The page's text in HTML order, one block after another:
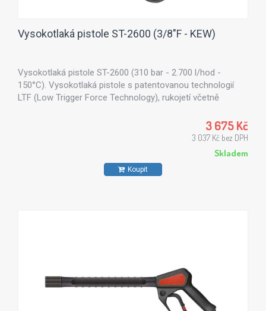
Vysokotlaká pistole ST-2600 (3/8"F - KEW)
Vysokotlaká pistole ST-2600 (310 bar - 2.700 l/hod -
150°C). Vysokotlaká pistole s patentovanou technologií
LTF (Low Trigger Force Technology), rukojetí včetně
3 675 Kč
3 037 Kč bez DPH
Skladem
Koupit